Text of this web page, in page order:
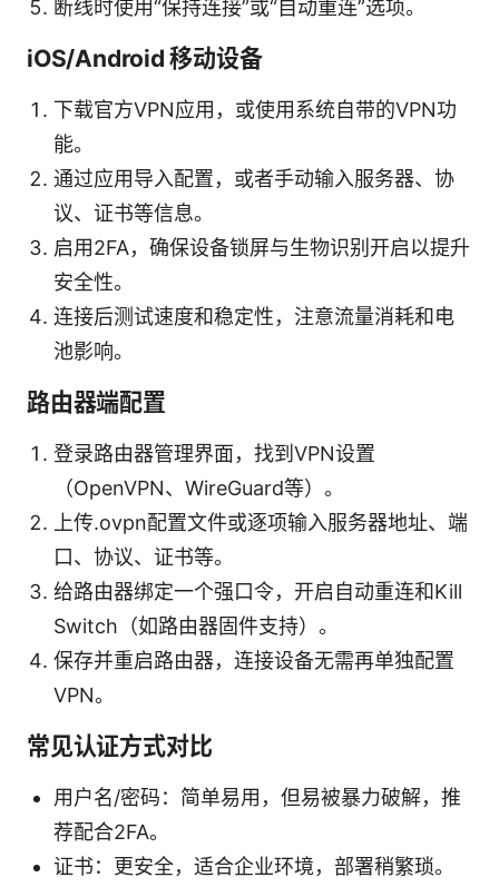
断线时使用“保持连接”或“自动重连”选项。
iOS/Android 移动设备
下载官方VPN应用，或使用系统自带的VPN功
能。
通过应用导入配置，或者手动输入服务器、协
议、证书等信息。
启用2FA，确保设备锁屏与生物识别开启以提升
安全性。
连接后测试速度和稳定性，注意流量消耗和电
池影响。
路由器端配置
登录路由器管理界面，找到VPN设置
（OpenVPN、WireGuard等）。
上传.ovpn配置文件或逐项输入服务器地址、端
口、协议、证书等。
给路由器绑定一个强口令，开启自动重连和Kill
Switch（如路由器固件支持）。
保存并重启路由器，连接设备无需再单独配置
VPN。
常见认证方式对比
用户名/密码：简单易用，但易被暴力破解，推
荐配合2FA。
证书：更安全，适合企业环境，部署稍繁琐。